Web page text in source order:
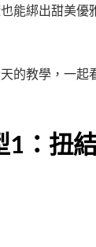
能綁出甜美
的教學，一起
1：扭